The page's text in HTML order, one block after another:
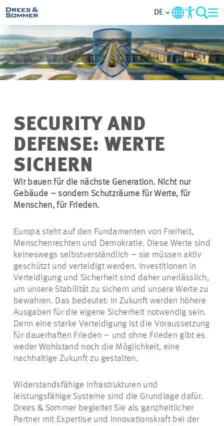
MARKETS
SERVICES
PROJEKTE
DE
SECURITY AND
DEFENSE: WERTE
SICHERN
Wir bauen für die nächste Generation. Nicht nur
Gebäude – sondern Schutzräume für Werte, für
Menschen, für Frieden.
Europa steht auf den Fundamenten von Freiheit,
Menschenrechten und Demokratie. Diese Werte sind
keineswegs selbstverständlich – sie müssen aktiv
geschützt und verteidigt werden. Investitionen in
Verteidigung und Sicherheit sind daher unerlässlich,
um unsere Stabilität zu sichern und unsere Werte zu
bewahren. Das bedeutet: In Zukunft werden höhere
Ausgaben für die eigene Sicherheit notwendig sein.
Denn eine starke Verteidigung ist die Voraussetzung
für dauerhaften Frieden – und ohne Frieden gibt es
weder Wohlstand noch die Möglichkeit, eine
nachhaltige Zukunft zu gestalten.
Widerstandsfähige Infrastrukturen und
leistungsfähige Systeme sind die Grundlage dafür.
Drees & Sommer begleitet Sie als ganzheitlicher
Partner mit Expertise und Innovationskraft bei der